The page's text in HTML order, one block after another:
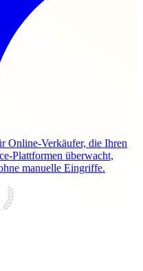
Online-Verkäufer, die Ihren
Plattformen überwacht,
manuelle Eingriffe.